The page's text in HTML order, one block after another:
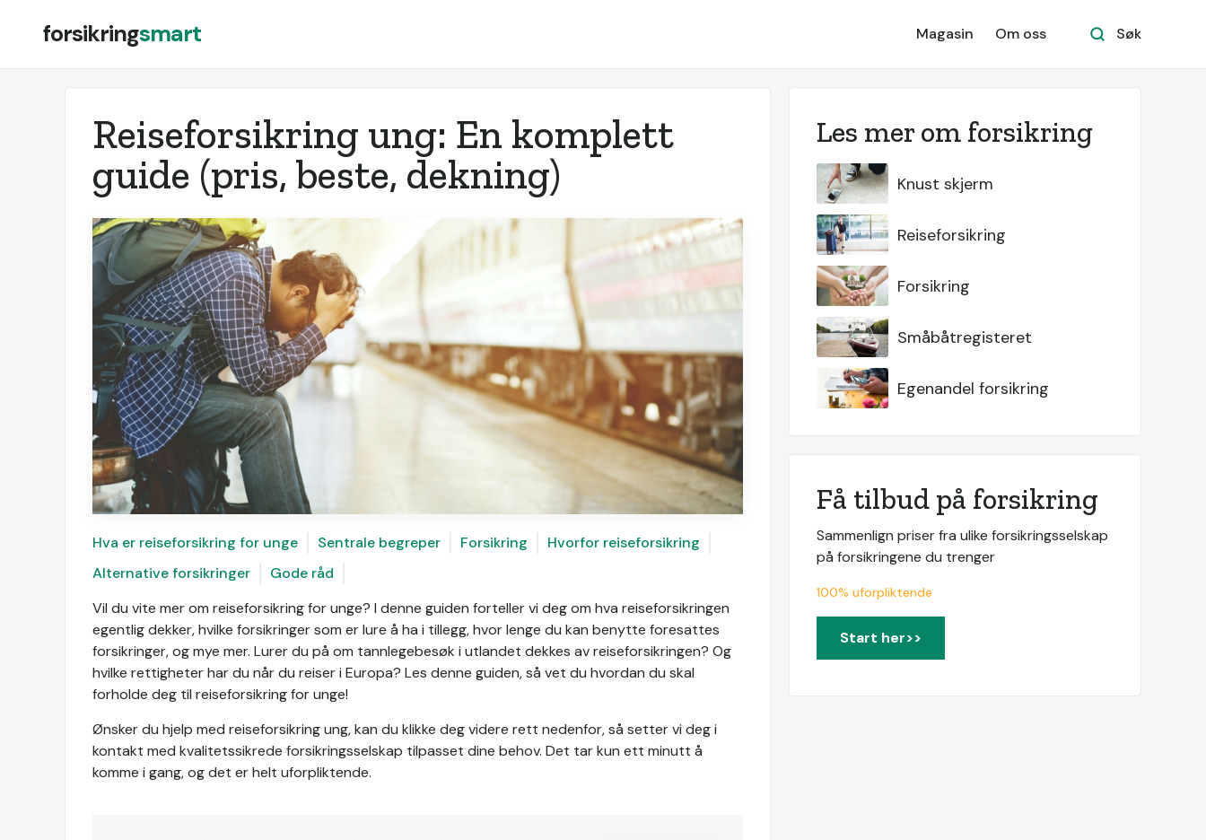
forsikringsmart Magasin Om oss Søk
Reiseforsikring ung: En komplett
guide (pris, beste, dekning)
Hva er reiseforsikring for unge Sentrale begreper Forsikring
Hvorfor reiseforsikring
Alternative forsikringer
Gode råd
Vil du vite mer om reiseforsikring for unge? I denne guiden forteller vi deg om hva reiseforsikringen
egentlig dekker, hvilke forsikringer som er lure å ha i tillegg, hvor lenge du kan benytte foresattes
forsikringer, og mye mer. Lurer du på om tannlegebesøk i utlandet dekkes av reiseforsikringen? Og
hvilke rettigheter har du når du reiser i Europa? Les denne guiden, så vet du hvordan du skal
forholde deg til reiseforsikring for unge!
Ønsker du hjelp med reiseforsikring ung, kan du klikke deg videre rett nedenfor, så setter vi deg i
kontakt med kvalitetssikrede forsikringsselskap tilpasset dine behov. Det tar kun ett minutt å
komme i gang, og det er helt uforpliktende.
Les mer om forsikring
Knust skjerm
Reiseforsikring
Forsikring
Småbåtregisteret
Egenandel forsikring
Få tilbud på forsikring
Sammenlign priser fra ulike forsikringsselskap
på forsikringene du trenger
100% uforpliktende
Start her>>